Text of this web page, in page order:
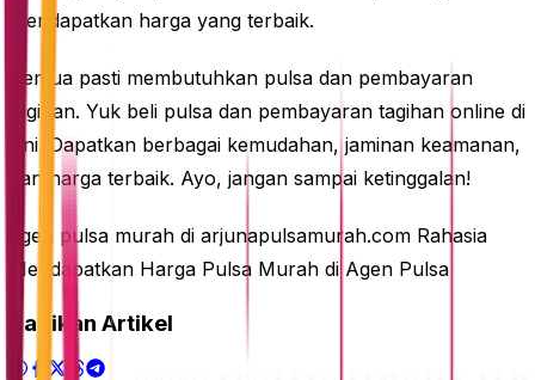
mendapatkan harga yang terbaik.
Semua pasti membutuhkan pulsa dan pembayaran
tagihan. Yuk beli pulsa dan pembayaran tagihan online di
sini. Dapatkan berbagai kemudahan, jaminan keamanan,
dan harga terbaik. Ayo, jangan sampai ketinggalan!
agen pulsa murah di arjunapulsamurah.com Rahasia
Mendapatkan Harga Pulsa Murah di Agen Pulsa
Bagikan Artikel